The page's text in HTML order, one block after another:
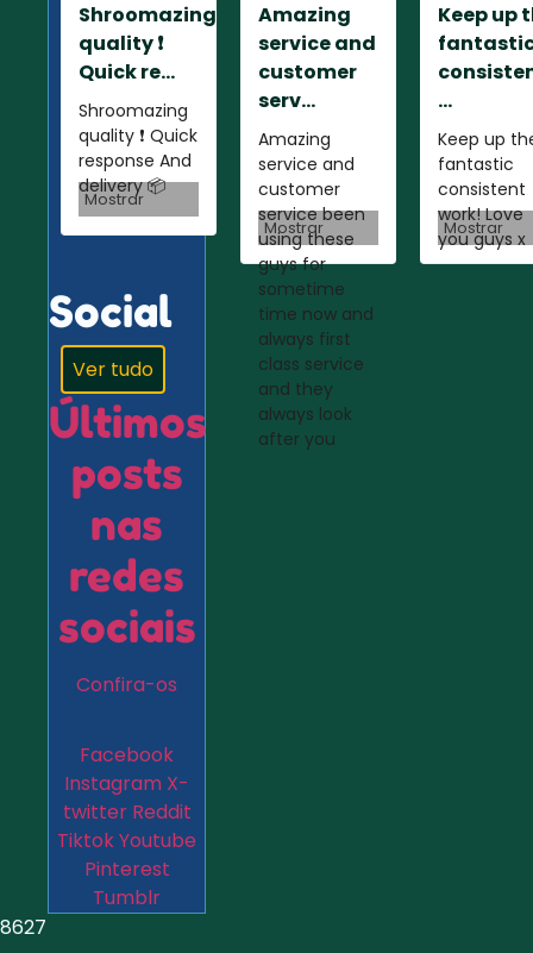
Shroomazing
quality ❗️
Quick re...
Shroomazing
quality ❗️ Quick
response And
delivery 📦
Mostrar
Amazing
service and
customer
serv...
Amazing
service and
customer
service been
using these
guys for
sometime
time now and
always first
class service
and they
always look
after you
Mostrar
Keep up
...
Keep up
fantastic
consistent
work! Love
you guys x
Mostrar
Social
Ver tudo
Últimos
posts
nas
redes
sociais
Confira-os
Facebook
Instagram X-
twitter Reddit
TiktokYoutube
Pinterest
Tumblr
8627